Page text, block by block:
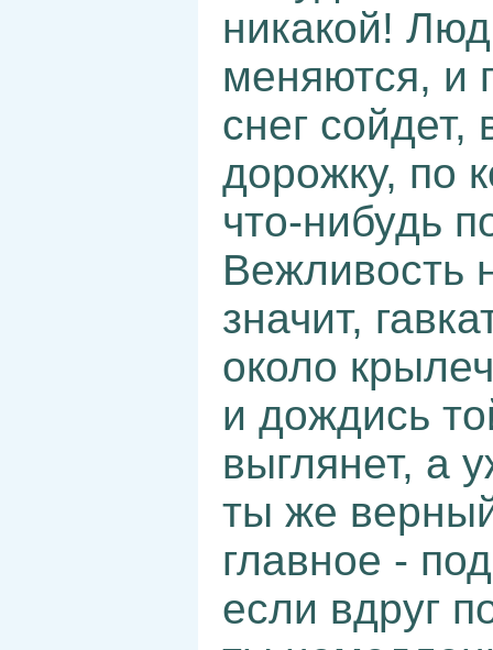
никакой!
меняются, и
снег
дорожку, по
что-нибудь
Вежливость
значит,
около
и дождись
выглянет, а
ты же
главное -
если вдруг